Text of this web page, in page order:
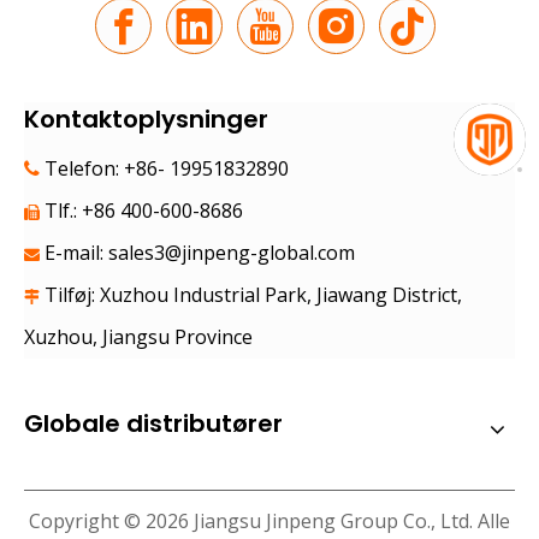
Under Tianshan-bjergene i juni fylder søde frugter
Kontaktoplysninger
 Telefon: +86- 19951832890
 Tlf.: +86 400-600-8686
 E-mail: sales3@jinpeng-global.com
 Tilføj: Xuzhou Industrial Park, Jiawang District,
Xuzhou, Jiangsu Province
Globale distributører
Copyright © 2026 Jiangsu Jinpeng Group Co., Ltd. Alle